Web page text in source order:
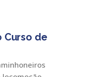
Curso de